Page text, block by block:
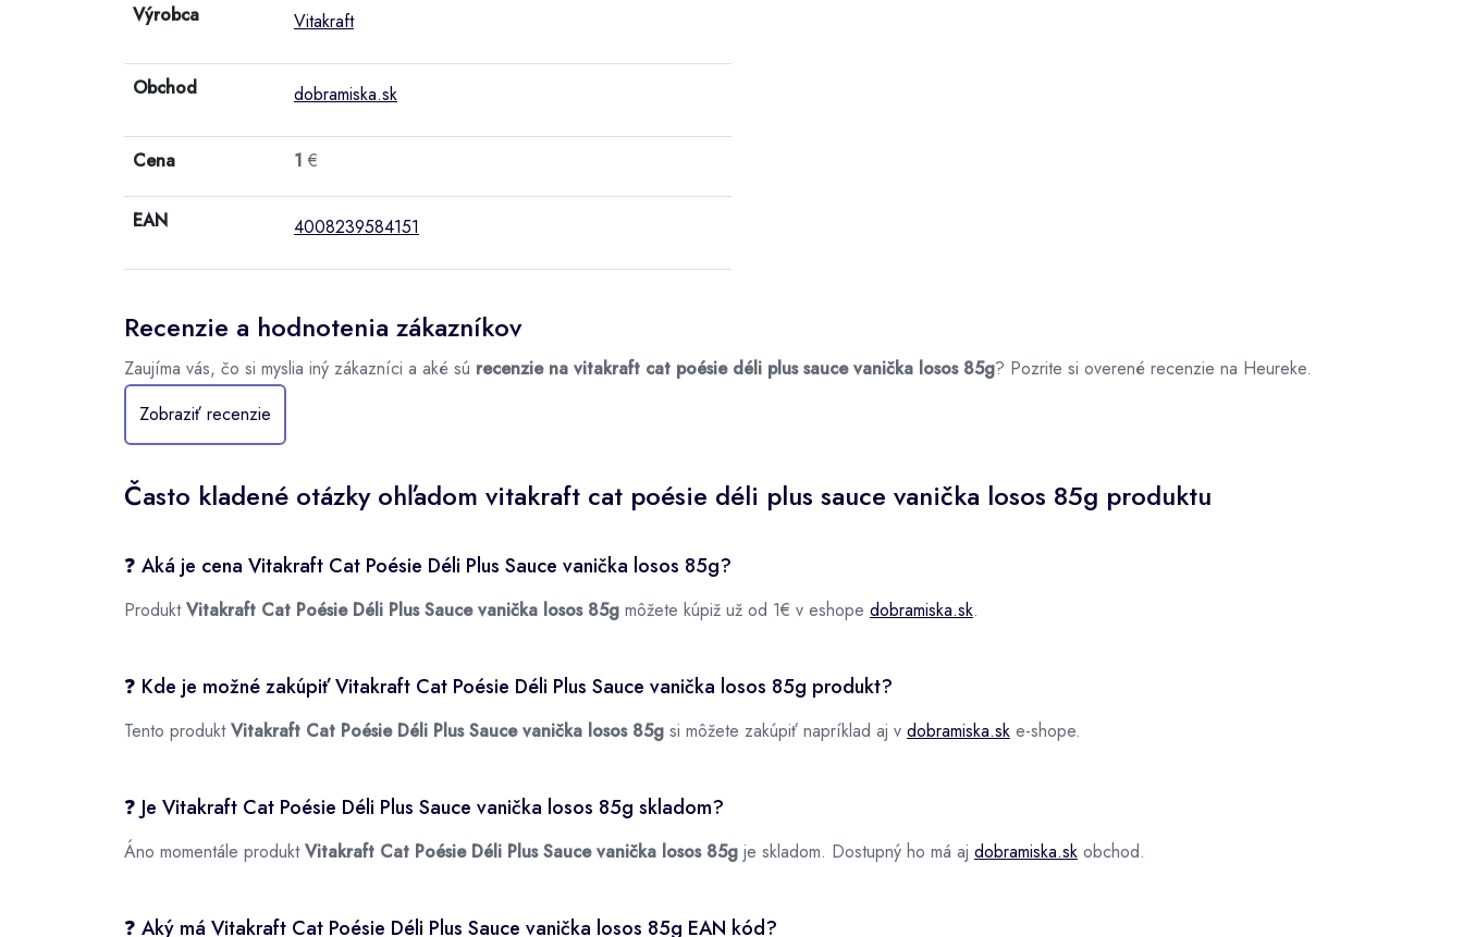
Výrobca Vitakraft
Obchod dobramiska.sk
Cena 1 €
EAN 4008239584151
Recenzie a hodnotenia zákazníkov
Zaujíma vás, čo si myslia iný zákazníci a aké sú recenzie na vitakraft cat poésie déli plus sauce vanička losos 85g? Pozrite si overené recenzie na Heureke.
Zobraziť recenzie
Často kladené otázky ohľadom vitakraft cat poésie déli plus sauce vanička losos 85g produktu
❓ Aká je cena Vitakraft Cat Poésie Déli Plus Sauce vanička losos 85g?
ProduktVitakraft Cat Poésie Déli Plus Sauce vanička losos 85g môžete kúpiž už od 1€ v eshope dobramiska.sk.
❓ Kde je možné zakúpiť Vitakraft Cat Poésie Déli Plus Sauce vanička losos 85g produkt?
Tento produktVitakraft Cat Poésie Déli Plus Sauce vanička losos 85g si môžete zakúpiť napríklad aj v dobramiska.sk e-shope.
❓ Je Vitakraft Cat Poésie Déli Plus Sauce vanička losos 85g skladom?
Áno momentále produktVitakraft Cat Poésie Déli Plus Sauce vanička losos 85g je skladom. Dostupný ho má aj dobramiska.sk obchod.
❓ Aký má Vitakraft Cat Poésie Déli Plus Sauce vanička losos 85g EAN kód?